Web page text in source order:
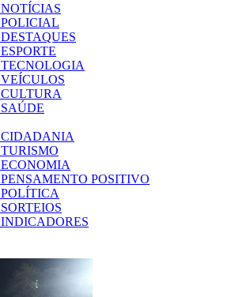
NOTÍCIAS
POLICIAL
DESTAQUES
ESPORTE
TECNOLOGIA
VEÍCULOS
CULTURA
SAÚDE
CIDADANIA
TURISMO
ECONOMIA
PENSAMENTO POSITIVO
POLÍTICA
SORTEIOS
INDICADORES